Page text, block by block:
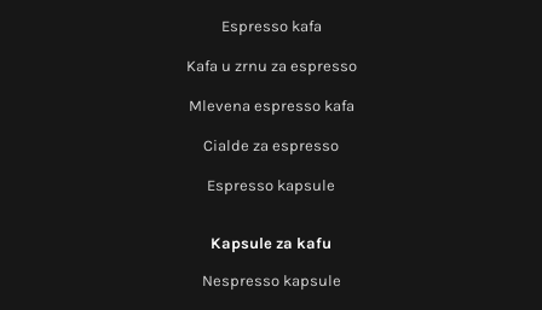
Espresso kafa
Kafa u zrnu za espresso
Mlevena espresso kafa
Cialde za espresso
Espresso kapsule
Kapsule za kafu
Nespresso kapsule